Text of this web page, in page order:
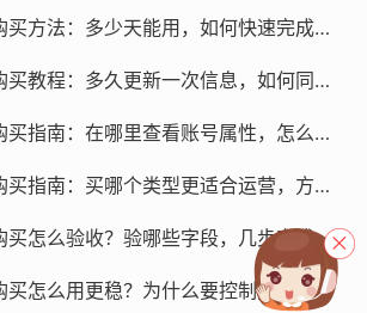
16888.com
,保持账号的活跃度是延长有效期的重要
便宜纸飞机账号购买方法：多少天能用，如何快速完成设置
便宜纸飞机账号购买教程：多久更新一次信息，如何同步设备
便宜纸飞机账号购买指南：在哪里查看账号属性，怎么识别真伪
便宜纸飞机账号购买指南：买哪个类型更适合运营，方法是什么
买怎么验收？验哪些字段，几步完成
便宜纸飞机账号购买怎么用更稳？为什么要控制频率，方法有哪些